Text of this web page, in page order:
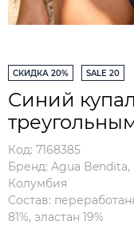
СКИДКА 20% SALE 20
Синий
Код: 7168385
Бренд: Agua Bendita,
Колумбия
Состав:
81%, эластан 19%